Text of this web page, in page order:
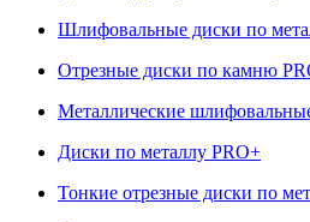
Шлифовальные диски по
Отрезные диски по камню
Металлические
Диски по металлу PRO+
Тонкие отрезные диски по